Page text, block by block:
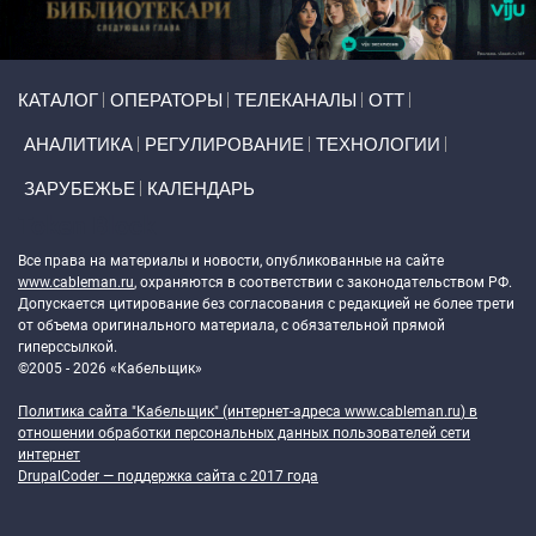
КАТАЛОГ ОПЕРАТОРЫ ТЕЛЕКАНАЛЫ ОТТ
АНАЛИТИКА РЕГУЛИРОВАНИЕ ТЕХНОЛОГИИ
ЗАРУБЕЖЬЕ КАЛЕНДАРЬ
Все права на материалы и новости, опубликованные на сайте
www.cableman.ru, охраняются в соответствии с законодательством РФ.
Допускается цитирование без согласования с редакцией не более трети
от объема оригинального материала, с обязательной прямой
гиперссылкой.
©2005 - 2026 «Кабельщик»
Политика сайта "Кабельщик" (интернет-адреса www.cableman.ru) в
отношении обработки персональных данных пользователей сети
интернет
DrupalCoder — поддержка сайта c 2017 года